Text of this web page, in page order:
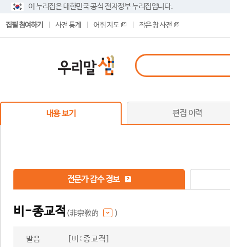
이 누리집은 대한민국 공식 전자정부 누리집입니다.
집필 참여하기 사전 통계 어휘 지도 작은 창 사전
내용 보기 편집 이력
전문가 감수 정보
비-종교적 (非宗敎的 )
발음 [비ː종교적]